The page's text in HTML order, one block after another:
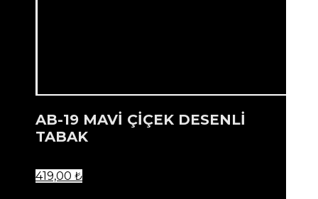
AB-19 MAVİ ÇİÇEK DESENLİ
TABAK
419,00 ₺